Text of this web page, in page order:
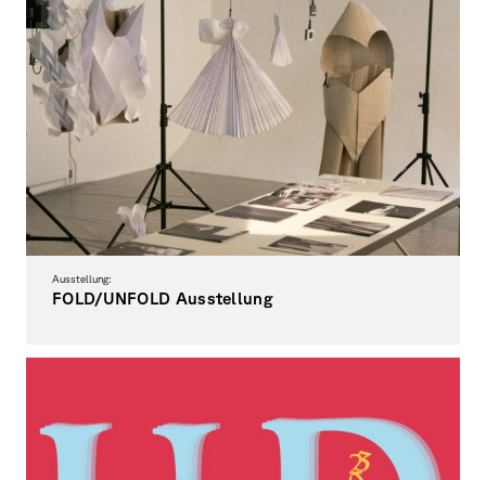
Ausstellung:
FOLD/UNFOLD Ausstellung